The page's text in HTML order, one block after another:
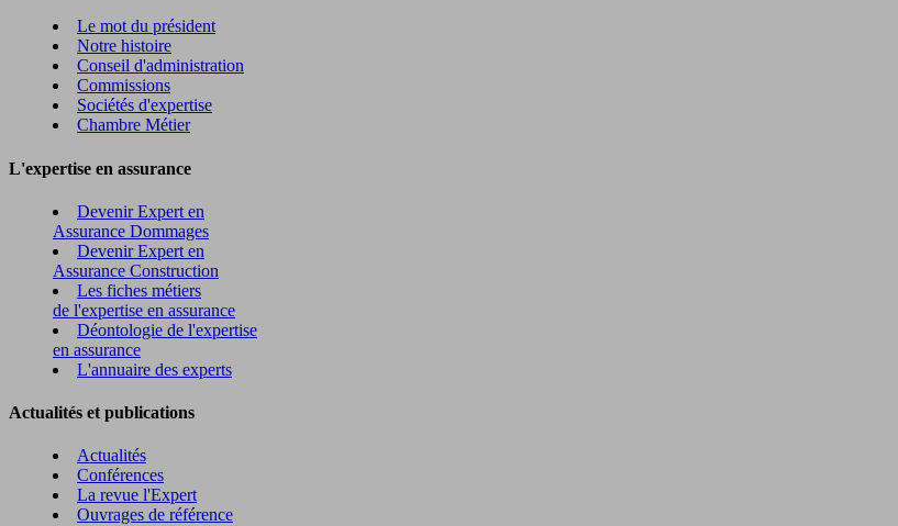
Le mot du président
Notre histoire
Conseil d'administration
Commissions
Sociétés d'expertise
Chambre Métier
L'expertise en assurance
Devenir Expert en
Assurance Dommages
Devenir Expert en
Assurance Construction
Les fiches métiers
de l'expertise en assurance
Déontologie de l'expertise
en assurance
L'annuaire des experts
Actualités et publications
Actualités
Conférences
La revue l'Expert
Ouvrages de référence